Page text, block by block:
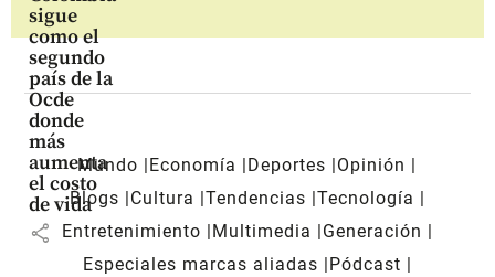
sigue
como el
segundo
país de la
Ocde
donde
más
aumenta
el costo
de vida
share
Mundo Economía Deportes
Opinión
Blogs
Cultura Tendencias Tecnología
Entretenimiento
Multimedia
Generación
Especiales marcas aliadas
Pódcast